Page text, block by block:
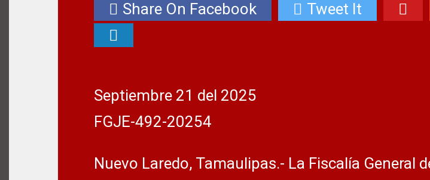
Share On Facebook
Tweet It
Septiembre 21 del 2025
FGJE-492-20254
Nuevo Laredo, Tamaulipas.- La Fiscalía General